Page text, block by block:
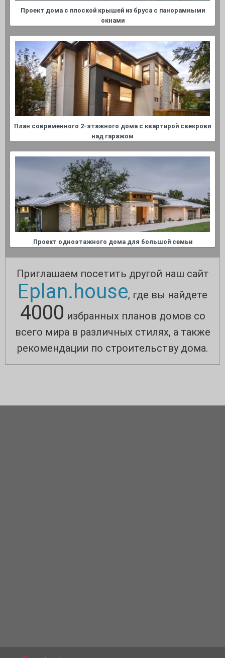
Проект дома с плоской крышей из бруса с панорамными
окнами
План современного 2-этажного дома с квартирой свекрови
над гаражом
Проект одноэтажного дома для большой семьи
Приглашаем посетить другой наш сайт
Eplan.house, где вы найдете
4000 избранных планов домов со
всего мира в различных стилях, а также
рекомендации по строительству дома.